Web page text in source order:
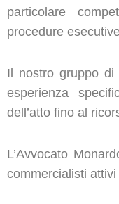
particolare
procedure
Il nostro gruppo
esperienza
dell’atto fino al
L’Avvocato
commercialisti